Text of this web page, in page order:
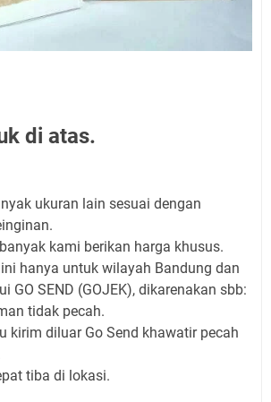
di atas.
ukuran lain sesuai dengan
kami berikan harga khusus.
hanya untuk wilayah Bandung dan
GO SEND (GOJEK), dikarenakan sbb:
tidak pecah.
kirim diluar Go Send khawatir pecah
tiba di lokasi.